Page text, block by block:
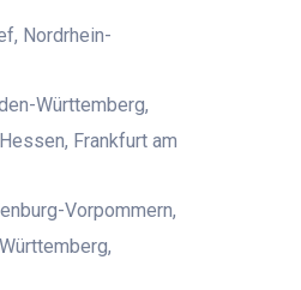
Nordrhein-
Württemberg,
Frankfurt am
Vorpommern,